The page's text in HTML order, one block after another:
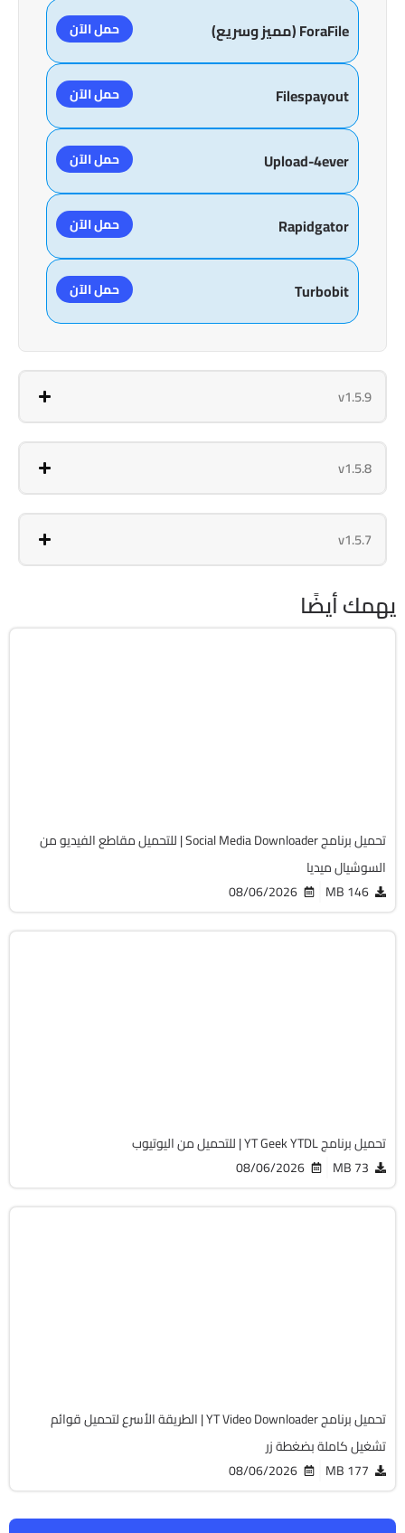
ForaFile (مميز وسريع) حمل الآن
Filespayout حمل الآن
Upload-4ever حمل الآن
Rapidgator حمل الآن
Turbobit حمل الآن
v1.5.9
v1.5.8
v1.5.7
يهمك أيضًا
تحميل برنامج Social Media Downloader | للتحميل مقاطع الفيديو من
السوشيال ميديا
146 MB
08/06/2026
تحميل برنامج YT Geek YTDL | للتحميل من اليوتيوب
73 MB
08/06/2026
تحميل برنامج YT Video Downloader | الطريقة الأسرع لتحميل قوائم
تشغيل كاملة بضغطة زر
177 MB
08/06/2026